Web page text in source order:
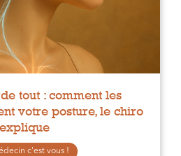
tout : comment les
votre posture, le chiro
explique
c'est vous !